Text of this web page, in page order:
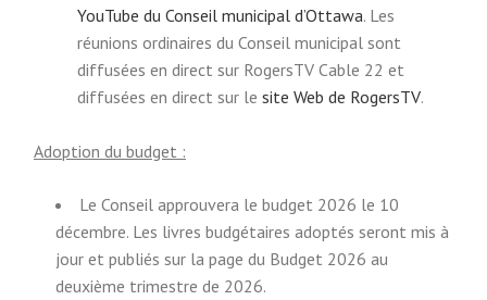
k
)
r
n
a
l
k
)
YouTube du Conseil municipal d’Ottawa
E
x
t
a
l
l
. Les
réunions ordinaires du Conseil municipal sont
diffusées en direct sur RogersTV Cable 22 et
diffusées en direct sur le site Web de RogersTV(
r
.
Adoption du budget :
Le Conseil approuvera le budget 2026 le 10
décembre. Les livres budgétaires adoptés seront mis à
jour et publiés sur la page du Budget 2026 au
deuxième trimestre de 2026.